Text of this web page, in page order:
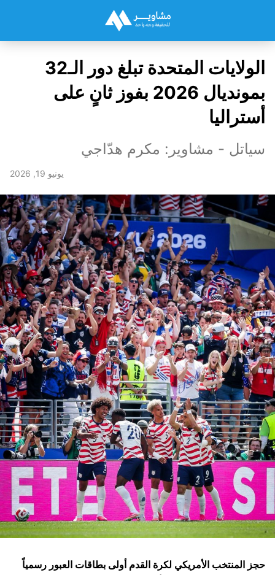
الولايات المتحدة تبلغ دور الـ32
بمونديال 2026 بفوز ثانٍ على
أستراليا
سياتل - مشاوير: مكرم هدّاجي
يونيو 19, 2026
حجز المنتخب الأمريكي لكرة القدم أولى بطاقات العبور رسمياً